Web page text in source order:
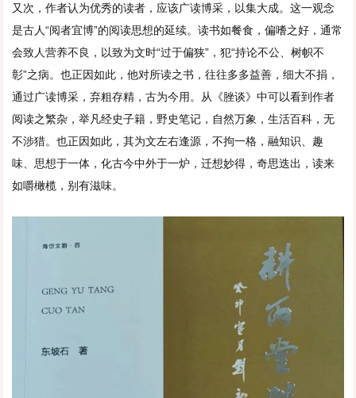
又次，作者认为优秀的读者，应该广读博采，以集大成。这一观念
是古人“阅者宜博”的阅读思想的延续。读书如餐食，偏嗜之好，通常
会致人营养不良，以致为文时“过于偏狭”，犯“持论不公、树帜不
彰”之病。也正因如此，他对所读之书，往往多多益善，细大不捐，
通过广读博采，弃粗存精，古为今用。从《脞谈》中可以看到作者
阅读之繁杂，举凡经史子籍，野史笔记，自然万象，生活百科，无
不涉猎。也正因如此，其为文左右逢源，不拘一格，融知识、趣
味、思想于一体，化古今中外于一炉，迁想妙得，奇思迭出，读来
如嚼橄榄，别有滋味。